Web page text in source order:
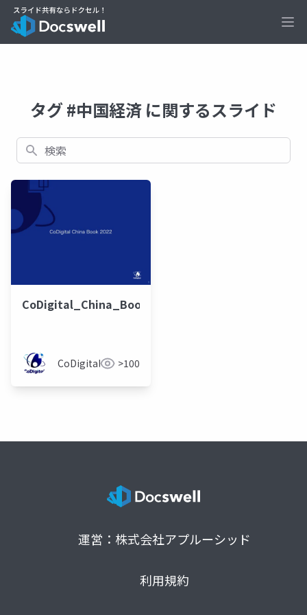
タグ #中国経済 に関するスライド
検索
CoDigital_China_Book_2022
CoDigital >100
運営：株式会社アプルーシッド
利用規約